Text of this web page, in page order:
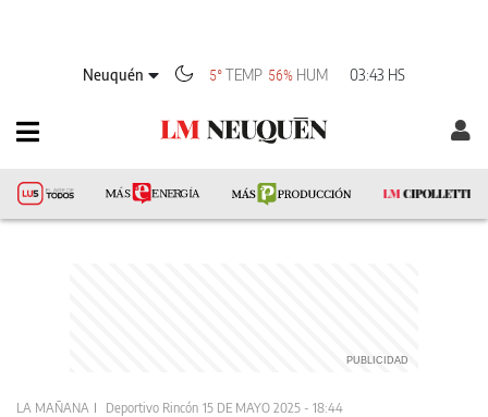
Neuquén 5° TEMP 56% HUM 03:43 HS
LA MAÑANA Deportivo Rincón 15 DE MAYO 2025 - 18:44